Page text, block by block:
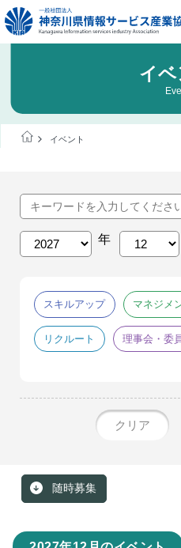
イベ
イベント
スキルアップ マネジメ
リクルート 理事会・委
クリア
随時募集